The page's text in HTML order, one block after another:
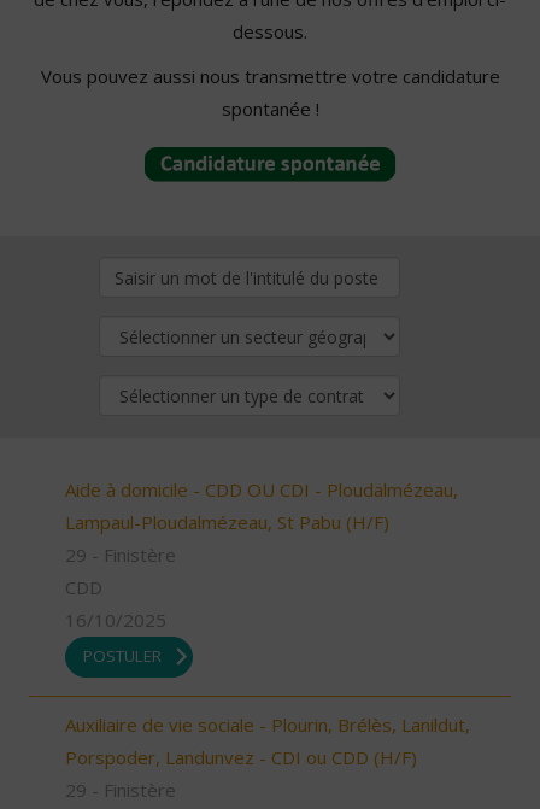
dessous.
Vous pouvez aussi nous transmettre votre candidature
spontanée !
Aide à domicile - CDD OU CDI - Ploudalmézeau,
Lampaul-Ploudalmézeau, St Pabu (H/F)
29 - Finistère
CDD
16/10/2025
POSTULER
Auxiliaire de vie sociale - Plourin, Brélès, Lanildut,
Porspoder, Landunvez - CDI ou CDD (H/F)
29 - Finistère